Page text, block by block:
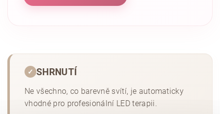
✓ SHRNUTÍ
Ne všechno, co barevně svítí, je automaticky
vhodné pro profesionální LED terapii.